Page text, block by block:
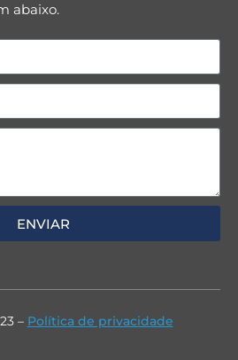
abaixo.
ENVIAR
– Política de privacidade